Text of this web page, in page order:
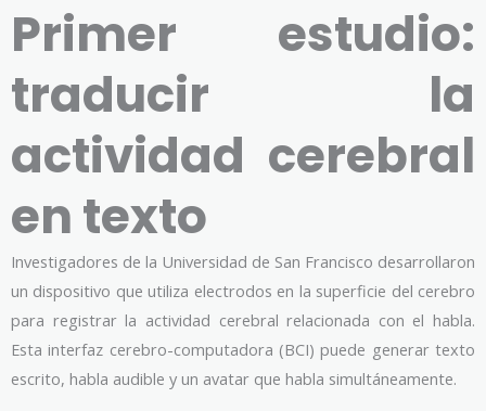
Primer estudio:
traducir la
actividad cerebral
en texto
Investigadores de la Universidad de San Francisco desarrollaron
un dispositivo que utiliza electrodos en la superficie del cerebro
para registrar la actividad cerebral relacionada con el habla.
Esta interfaz cerebro-computadora (BCI) puede generar texto
escrito, habla audible y un avatar que habla simultáneamente.